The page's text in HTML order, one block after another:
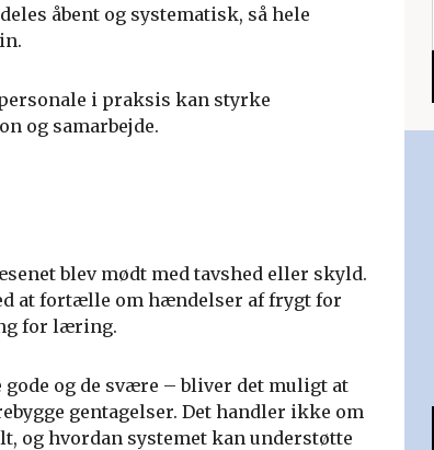
åbent og systematisk, så hele
i praksis kan styrke
og samarbejde.
blev mødt med tavshed eller skyld.
at fortælle om hændelser af frygt for
for læring.
og de svære – bliver det muligt at
gentagelser. Det handler ikke om
og hvordan systemet kan understøtte